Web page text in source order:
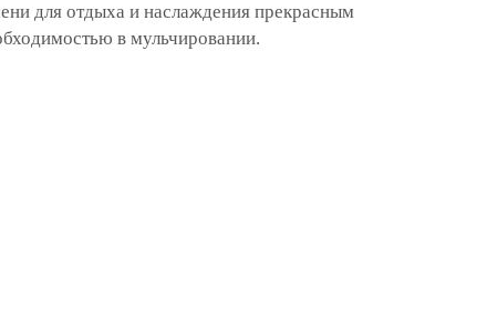
для отдыха и наслаждения прекрасным
в мульчировании.